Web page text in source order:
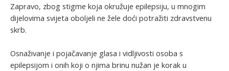
Zapravo, zbog stigme koja okružuje epilepsiju, u mnogim
dijelovima svijeta oboljeli ne žele doći potražiti zdravstvenu
skrb.
Osnaživanje i pojačavanje glasa i vidljivosti osoba s
epilepsijom i onih koji o njima brinu nužan je korak u